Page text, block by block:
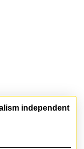
independent